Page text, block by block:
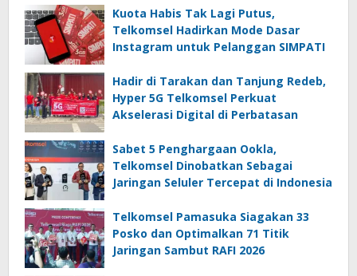
Kuota Habis Tak Lagi Putus,
Telkomsel Hadirkan Mode Dasar
Instagram untuk Pelanggan SIMPATI
Hadir di Tarakan dan Tanjung Redeb,
Hyper 5G Telkomsel Perkuat
Akselerasi Digital di Perbatasan
Sabet 5 Penghargaan Ookla,
Telkomsel Dinobatkan Sebagai
Jaringan Seluler Tercepat di Indonesia
Telkomsel Pamasuka Siagakan 33
Posko dan Optimalkan 71 Titik
Jaringan Sambut RAFI 2026